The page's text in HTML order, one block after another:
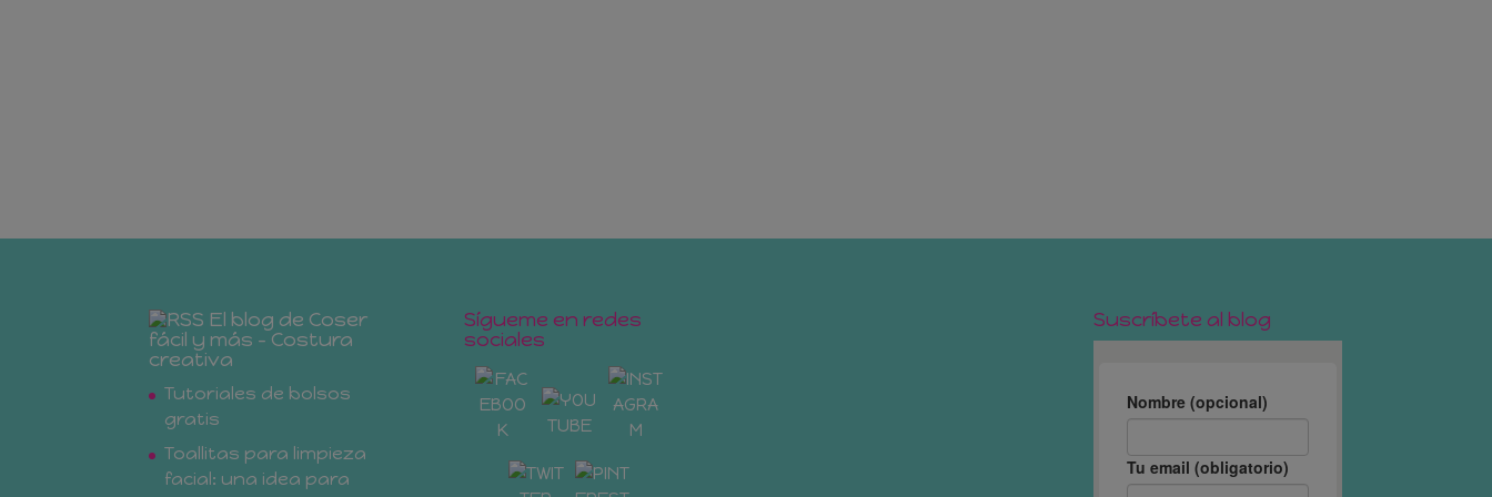
El blog de Coser
fácil y más – Costura
creativa
Tutoriales de bolsos
gratis
Toallitas para limpieza
facial: una idea para
Sígueme en redes
sociales
Suscríbete al blog